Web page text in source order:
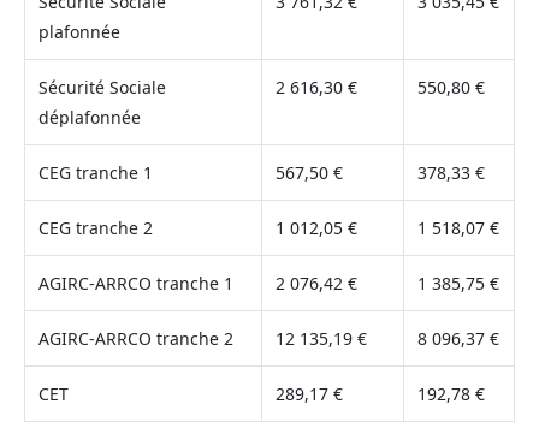
plafonnée
Sécurité Sociale
déplafonnée
2 616,30 € 550,80 €
CEG tranche 1 567,50 € 378,33 €
CEG tranche 2 1 012,05 € 1 518,07 €
AGIRC-ARRCO tranche 1 2 076,42 € 1 385,75 €
AGIRC-ARRCO tranche 2 12 135,19 € 8 096,37 €
CET 289,17 € 192,78 €